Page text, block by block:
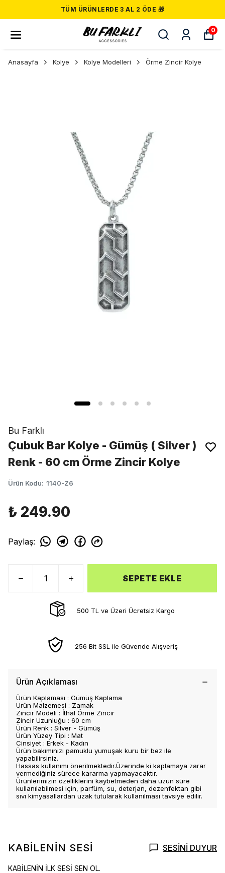
TÜM ÜRÜNLERDE 3 AL 2 ÖDE 🎁
0
Anasayfa Kolye Kolye Modelleri Örme Zincir Kolye
Bu Farklı
Çubuk Bar Kolye - Gümüş ( Silver )
Renk - 60 cm Örme Zincir Kolye
Ürün Kodu: 1140-Z6
₺ 249.90
Paylaş:
SEPETE EKLE
500 TL ve Üzeri Ücretsiz Kargo
256 Bit SSL ile Güvende Alışveriş
Ürün Açıklaması
Ürün Kaplaması : Gümüş Kaplama
Ürün Malzemesi : Zamak
Zincir Modeli : İthal Örme Zincir
Zincir Uzunluğu : 60 cm
Ürün Renk : Silver - Gümüş
Ürün Yüzey Tipi : Mat
Cinsiyet : Erkek - Kadın
Ürün bakımınızı pamuklu yumuşak kuru bir bez ile
yapabilirsiniz.
Hassas kullanımı önerilmektedir.Üzerinde ki kaplamaya zarar
vermediğiniz sürece kararma yapmayacaktır.
Ürünlerimizin özelliklerini kaybetmeden daha uzun süre
kullanılabilmesi için, parfüm, su, deterjan, dezenfektan gibi
sıvı kimyasallardan uzak tutularak kullanılması tavsiye edilir.
KABİLENİN SESİ SESİNİ DUYUR
KABİLENİN İLK SESİ SEN OL.